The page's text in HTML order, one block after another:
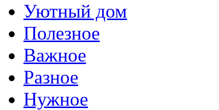
Уютный дом
Полезное
Важное
Разное
Нужное